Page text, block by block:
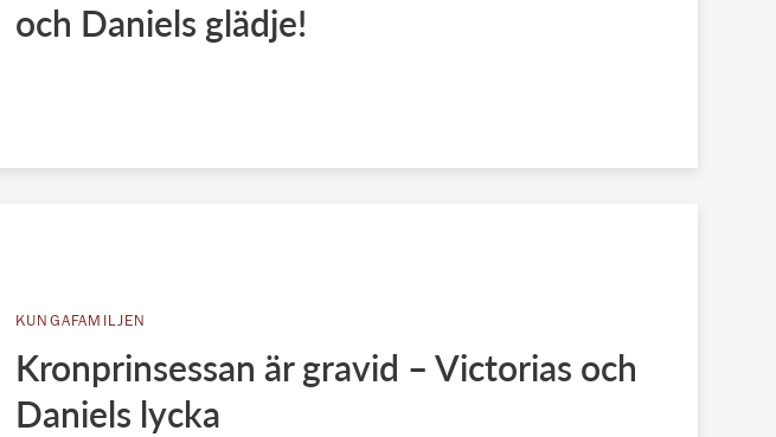
och Daniels glädje!
KUNGAFAMILJEN
Kronprinsessan är gravid – Victorias och
Daniels lycka